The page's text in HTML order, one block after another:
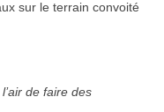
sur le terrain convoité
de faire des